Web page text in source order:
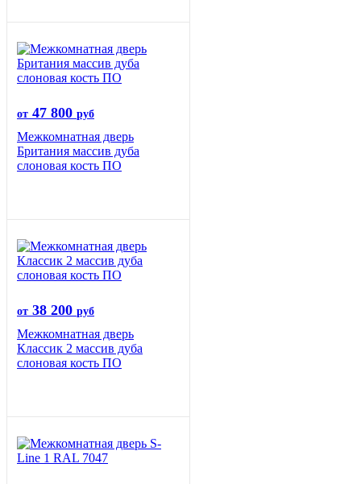
от 47 800 руб
Межкомнатная дверь
Британия массив дуба
слоновая кость ПО
от 38 200 руб
Межкомнатная дверь
Классик 2 массив дуба
слоновая кость ПО